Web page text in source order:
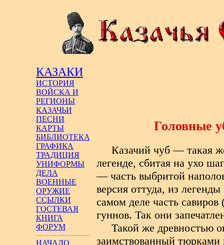
КАЗАКИ
ИСТОРИЯ
ВОЙСКА И
РЕГИОНЫ
КАЗАЧЬИ
ПЕСНИ
КАРТЫ
БИБЛИОТЕКА
ГРАФИКА
ТРАДИЦИЯ
УНИФОРМЫ
ДЕЛА
ВОЕННЫЕ
ОРУЖИЕ
ССЫЛКИ
ГОСТЕВАЯ
КНИГА
ФОРУМ
НАЧАЛО
Головные
Казачий чуб — такая
легенде, сбитая на ухо
— часть выбритой
версия оттуда, из
самом деле часть
гуннов. Так они
Такой же древностью
заимствованный тюрками